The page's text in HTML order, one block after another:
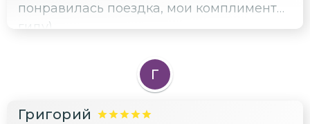
понравилась поездка, мои комплименты
гиду)
Г
Григорий